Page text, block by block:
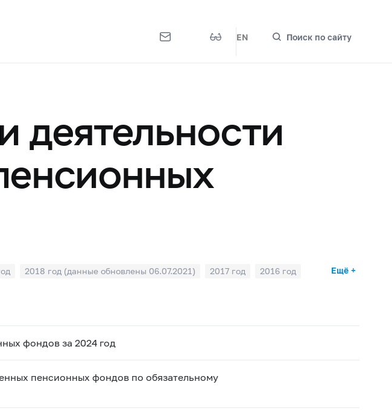
EN Поиск по сайту
деятельности
2018 год (данные обновлены 06.07.2021) 2017 год
2016 год
Ещё +
фондов за 2024 год
пенсионных фондов по обязательному